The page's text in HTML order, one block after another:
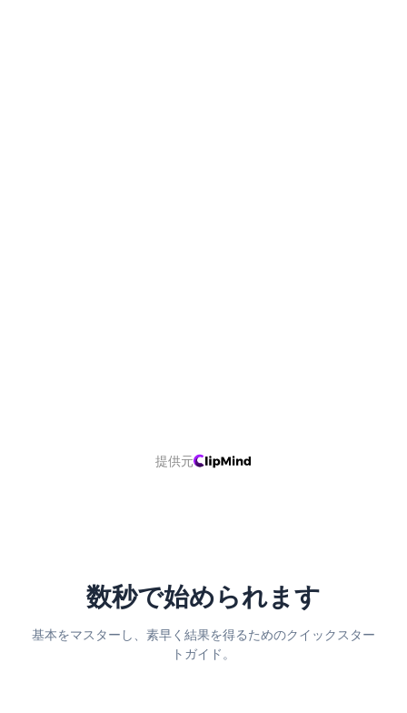
提供元
数秒で始められます
基本をマスターし、素早く結果を得るためのクイックスター
トガイド。